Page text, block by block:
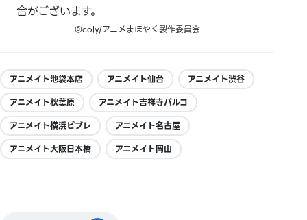
合がございます。
©︎coly/アニメまほやく製作委員会
アニメイト池袋本店 アニメイト仙台
アニメイト渋谷
アニメイト秋葉原
アニメイト吉祥寺パルコ
アニメイト横浜ビブレ
アニメイト名古屋
アニメイト大阪日本橋
アニメイト岡山